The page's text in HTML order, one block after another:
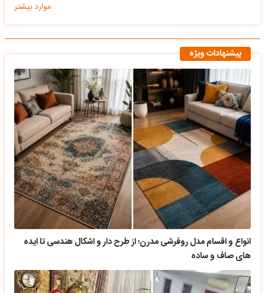
موارد بیشتر
پیشنهادات ویژه
انواع و اقسام مدل روفرشی مدرن؛ از طرح دار و اشکال هندسی تا ایده
های صاف و ساده